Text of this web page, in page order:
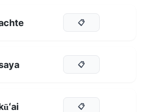
📋
📋
📋